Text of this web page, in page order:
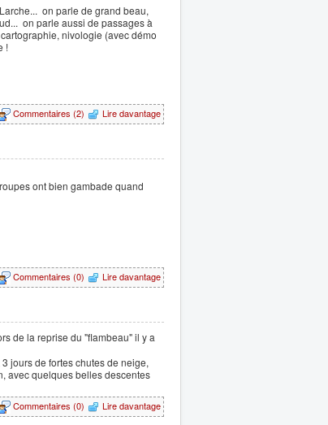
on parle de grand beau,
on parle aussi de passages à
nivologie (avec démo
!
Commentaires (2) Lire davantage
ont bien gambade quand
Commentaires (0) Lire davantage
de la reprise du "flambeau" il y a
jours de fortes chutes de neige,
avec quelques belles descentes
Commentaires (0) Lire davantage